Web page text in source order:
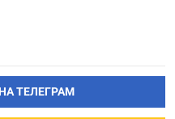
ТЕЛЕГРАМ